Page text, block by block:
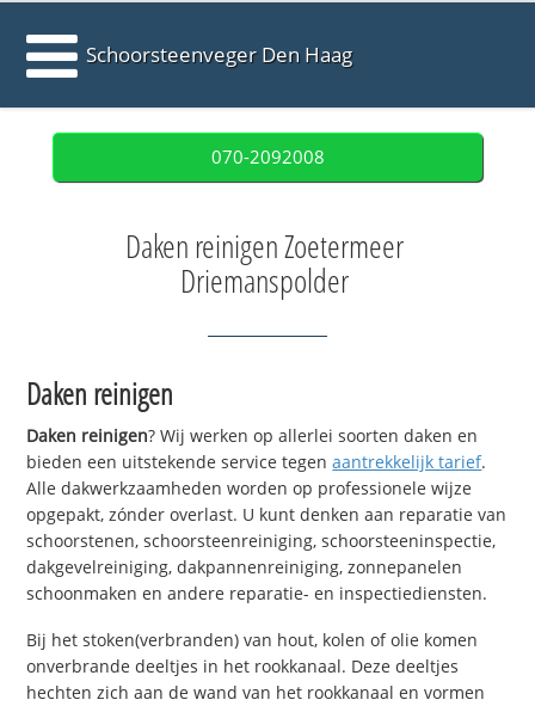
Schoorsteenveger Den Haag
070-2092008
Daken reinigen Zoetermeer
Driemanspolder
Daken reinigen
Daken reinigen? Wij werken op allerlei soorten daken en
bieden een uitstekende service tegenaantrekkelijk tarief.
Alle dakwerkzaamheden worden op professionele wijze
opgepakt, zónder overlast. U kunt denken aan reparatie van
schoorstenen, schoorsteenreiniging, schoorsteeninspectie,
dakgevelreiniging, dakpannenreiniging, zonnepanelen
schoonmaken en andere reparatie- en inspectiediensten.
Bij het stoken(verbranden) van hout, kolen of olie komen
onverbrande deeltjes in het rookkanaal. Deze deeltjes
hechten zich aan de wand van het rookkanaal en vormen